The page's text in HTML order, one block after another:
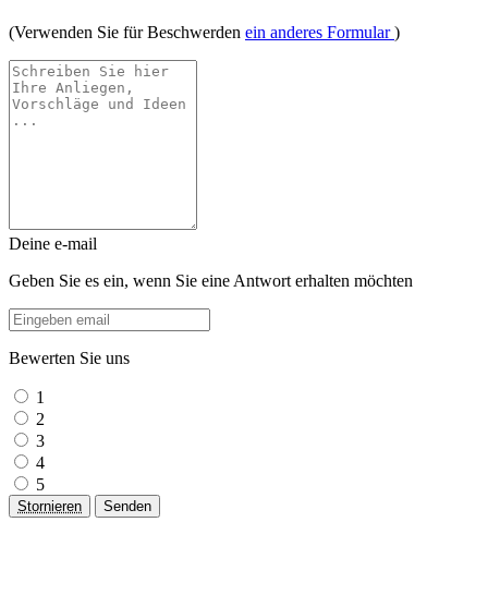
(Verwenden Sie für Beschwerden ein anderes Formular)
Deine e-mail
Geben Sie es ein, wenn Sie eine Antwort erhalten möchten
Bewerten Sie uns
1
2
3
4
5
Stornieren Senden